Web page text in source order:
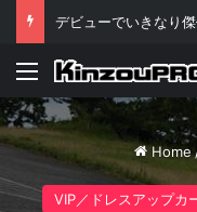
これがストリートド
Menu
Home
VIP／ドレスアップカ